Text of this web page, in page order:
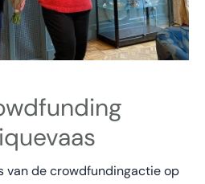
van de crowdfundingactie op